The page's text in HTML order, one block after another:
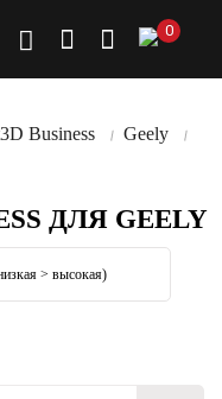
0
Business Geely
ДЛЯ GEELY